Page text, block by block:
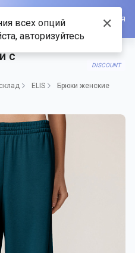
Войти/Зарегистрироваться
с
DISCOUNT
ELIS
Брюки женские
всех опций
авторизуйтесь
✕